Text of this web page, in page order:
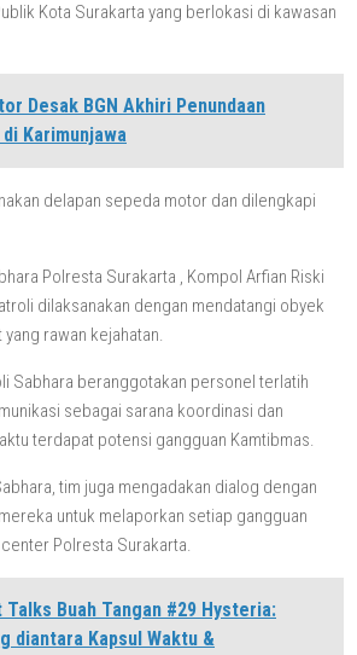
Kota Surakarta yang berlokasi di kawasan
Desak BGN Akhiri Penundaan
Karimunjawa
delapan sepeda motor dan dilengkapi
Polresta Surakarta , Kompol Arfian Riski
dilaksanakan dengan mendatangi obyek
rawan kejahatan.
Sabhara beranggotakan personel terlatih
sebagai sarana koordinasi dan
terdapat potensi gangguan Kamtibmas.
tim juga mengadakan dialog dengan
untuk melaporkan setiap gangguan
Polresta Surakarta.
Buah Tangan #29 Hysteria:
diantara Kapsul Waktu &